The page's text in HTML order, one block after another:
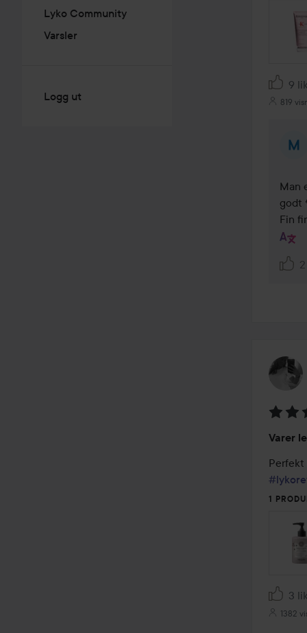
Lyko Community
Varsler
Logg ut
9
819
Man
godt
Fin
5
av
5
Varer
1
3
1382